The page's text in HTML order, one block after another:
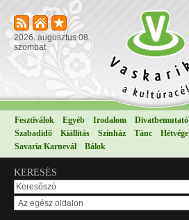
2026. augusztus 08.
szombat
Fesztiválok Egyéb Irodalom Divatbemutató
Szabadidő
Kiállítás Színház Tánc Hétvége
Savaria Karnevál
Bálok
KERESÉS